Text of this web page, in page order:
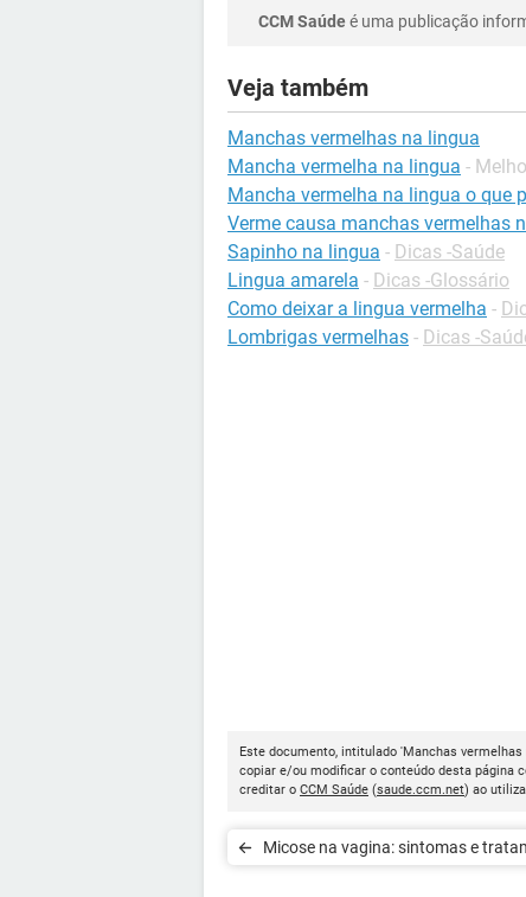
CCM Saúdeé uma publicação
Veja também
Manchas vermelhas na lingua
Mancha vermelha na lingua -
Mancha vermelha na lingua o que
Verme causa manchas vermelhas
Sapinho na lingua - Dicas -Saúde
Lingua amarela - Dicas -Glossário
Como deixar a lingua vermelha -
Lombrigas vermelhas - Dicas -
Este documento, intitulado 'Manchas
copiar e/ou modificar o conteúdo desta página
creditar o CCM Saúde (saude.ccm.net) ao
Micose na vagina: sintomas e